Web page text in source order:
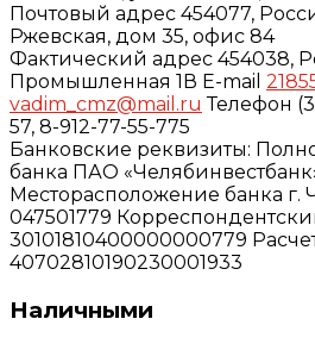
Почтовый адрес 454077,
Ржевская, дом 35, офис 84
Фактический адрес 454038,
Промышленная 1В E-mail
vadim_cmz@mail.ru Телефон
57, 8-912-77-55-775
Банковские реквизиты:
банка ПАО
Месторасположение банка
047501779
30101810400000000779
40702810190230001933
Наличными